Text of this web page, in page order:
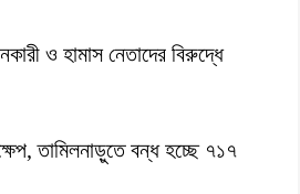
ও হামাস নেতাদের বিরুদ্ধে
তামিলনাড়ুতে বন্ধ হচ্ছে ৭১৭